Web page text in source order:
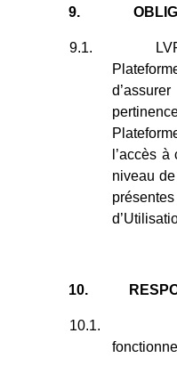
9.
9.1.
l’accès
niveau
10.
10.1.